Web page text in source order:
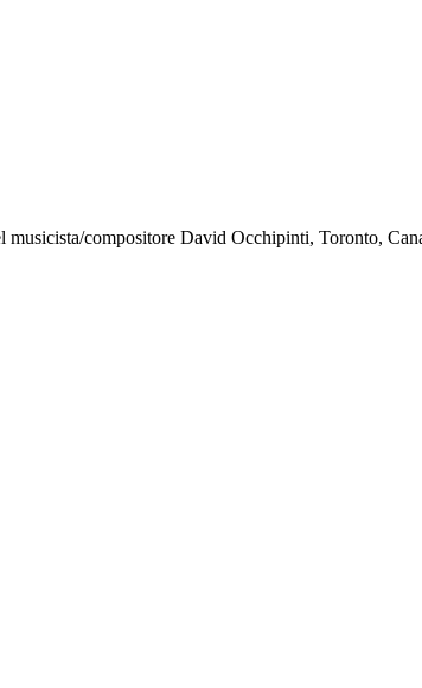
compositore David Occhipinti, Toronto,